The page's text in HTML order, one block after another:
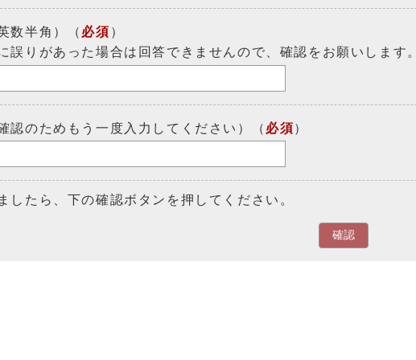
数半角）（ 必須 ）
誤りがあった場合は回答できませんので、確認をお願いします。
認のためもう一度入力してください）（ 必須）
したら、下の確認ボタンを押してください。
確認